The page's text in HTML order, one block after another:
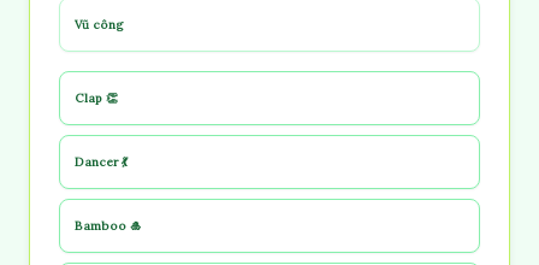
Vũ công
Clap 👏
Dancer 💃
Bamboo 🎍